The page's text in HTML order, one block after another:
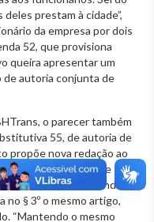
prestam à cidade”,
da empresa por dois
52, que provisiona
queira apresentar um
de autoria conjunta de
o parecer também
55, de autoria de
propõe nova redação ao
do plano de
e estabelecendo
§ 3º o mesmo artigo,
“Mantendo o mesmo